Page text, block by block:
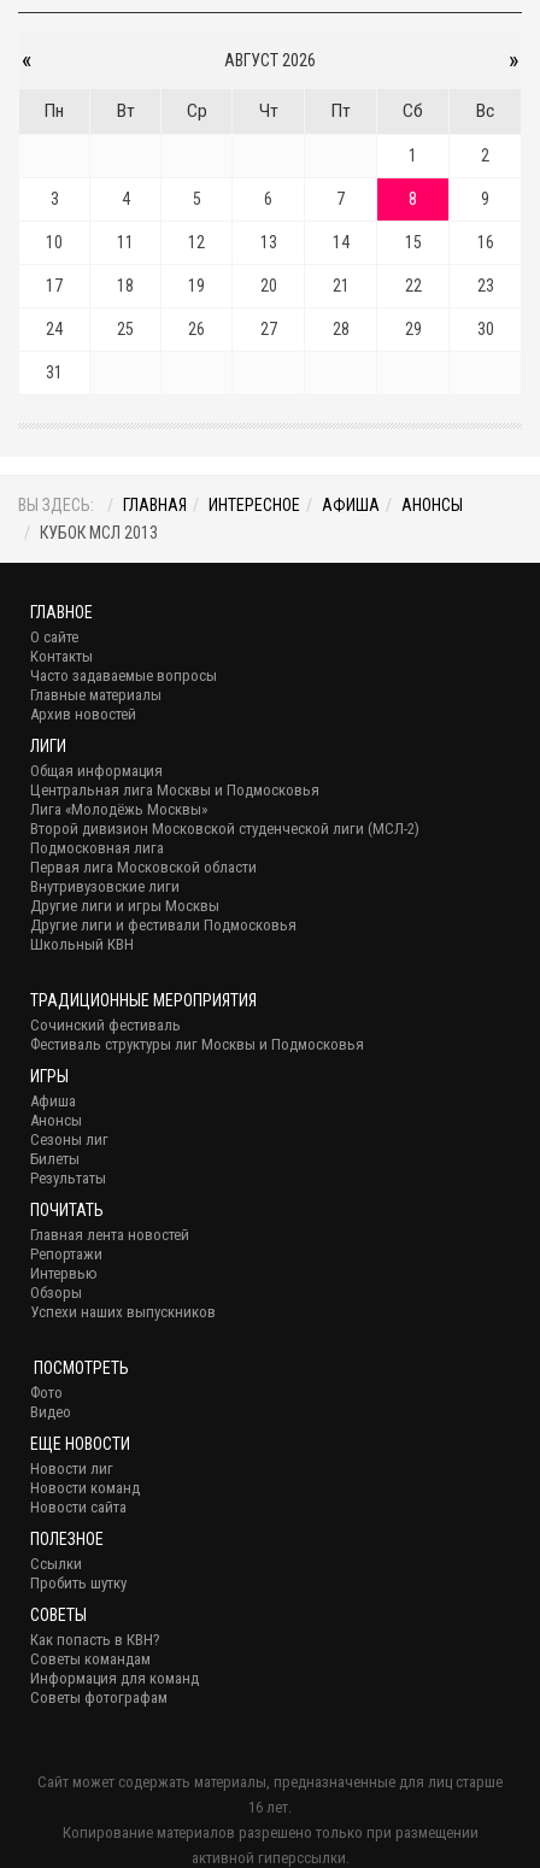
« АВГУСТ 2026 »
Пн Вт Ср Чт Пт Сб Вс
1 2
3 4 5 6 7 8 9
10 11 12 13 14 15 16
17 18 19 20 21 22 23
24 25 26 27 28 29 30
31
ВЫ ЗДЕСЬ: ГЛАВНАЯ ИНТЕРЕСНОЕ АФИША
АНОНСЫ
КУБОК МСЛ 2013
ГЛАВНОЕ
О сайте
Контакты
Часто задаваемые вопросы
Главные материалы
Архив новостей
ЛИГИ
Общая информация
Центральная лига Москвы и Подмосковья
Лига «Молодёжь Москвы»
Второй дивизион Московской студенческой лиги (МСЛ-2)
Подмосковная лига
Первая лига Московской области
Внутривузовские лиги
Другие лиги и игры Москвы
Другие лиги и фестивали Подмосковья
Школьный КВН
ТРАДИЦИОННЫЕ МЕРОПРИЯТИЯ
Сочинский фестиваль
Фестиваль структуры лиг Москвы и Подмосковья
ИГРЫ
Афиша
Анонсы
Сезоны лиг
Билеты
Результаты
ПОЧИТАТЬ
Главная лента новостей
Репортажи
Интервью
Обзоры
Успехи наших выпускников
ПОСМОТРЕТЬ
Фото
Видео
ЕЩЕ НОВОСТИ
Новости лиг
Новости команд
Новости сайта
ПОЛЕЗНОЕ
Ссылки
Пробить шутку
СОВЕТЫ
Как попасть в КВН?
Советы командам
Информация для команд
Советы фотографам
Сайт может содержать материалы, предназначенные для лиц старше
16 лет.
Копирование материалов разрешено только при размещении
активной гиперссылки.